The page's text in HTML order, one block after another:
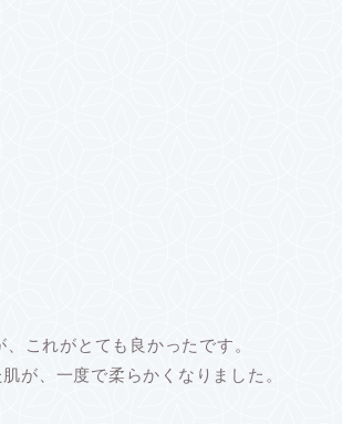
これがとても良かったです。
が、一度で柔らかくなりました。